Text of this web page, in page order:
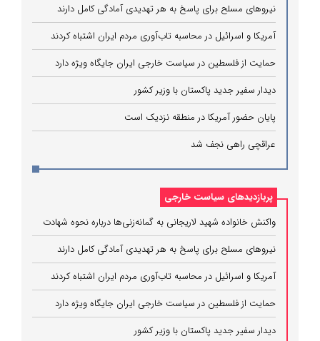
نیروهای مسلح برای پاسخ به هر تهدیدی آمادگی کامل دارند
آمریکا و اسرائیل در محاسبه تاب‌آوری مردم ایران اشتباه کردند
حمایت از فلسطین در سیاست خارجی ایران جایگاه ویژه دارد
دیدار سفیر جدید پاکستان با وزیر کشور
پایان حضور آمریکا در منطقه نزدیک است
عراقچی راهی نجف شد
پربازدیدهای سیاست خارجی
واکنش خانواده شهید لاریجانی به گمانه‌زنی‌ها درباره نحوه شهادت
نیروهای مسلح برای پاسخ به هر تهدیدی آمادگی کامل دارند
آمریکا و اسرائیل در محاسبه تاب‌آوری مردم ایران اشتباه کردند
حمایت از فلسطین در سیاست خارجی ایران جایگاه ویژه دارد
دیدار سفیر جدید پاکستان با وزیر کشور